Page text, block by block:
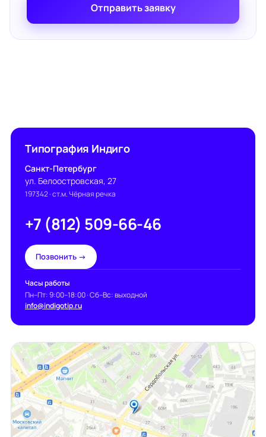
Отправить заявку
Типография Индиго
Санкт-Петербург
ул. Белоостровская, 27
197342· ст.м. Чёрная речка
+7 (812) 509-66-46
Позвонить →
Часы работы
Пн–Пт: 9:00–18:00 · Сб–Вс: выходной
info@indigotip.ru